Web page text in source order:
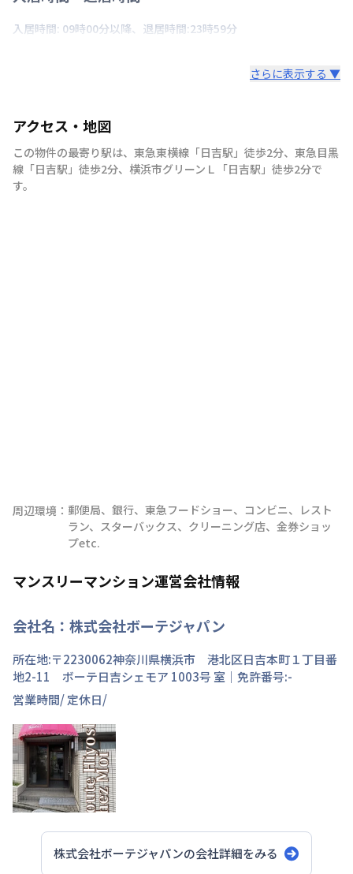
入居時間: 09時00分以降、退居時間:23時59分
さらに表示する ▼
アクセス・地図
この物件の最寄り駅は、 東急東横線 「日吉駅 」 徒歩2分、 東急目黒
線 「日吉駅 」 徒歩2分、 横浜市グリーンＬ 「日吉駅 」 徒歩2分で
す。
周辺環境： 郵便局、銀行、東急フードショー、コンビニ、レスト
ラン、スターバックス、クリーニング店、金券ショッ
プetc.
マンスリーマンション運営会社情報
会社名： 株式会社ボーテジャパン
所在地:〒2230062神奈川県横浜市 港北区日吉本町１丁目番
地2-11 ボーテ日吉シェモア 1003号 室 ｜免許番号:-
営業時間/定休日/
株式会社ボーテジャパンの会社詳細をみる